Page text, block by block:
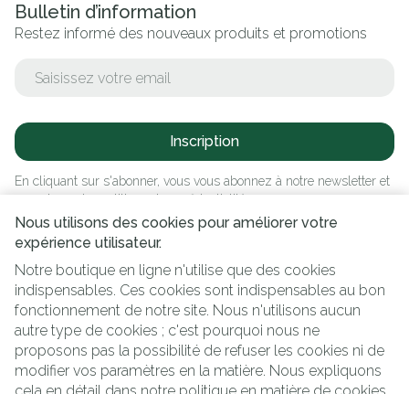
Nous utilisons des cookies pour améliorer votre
expérience utilisateur.
Notre boutique en ligne n'utilise que des cookies
indispensables. Ces cookies sont indispensables au bon
fonctionnement de notre site. Nous n'utilisons aucun
autre type de cookies ; c'est pourquoi nous ne
proposons pas la possibilité de refuser les cookies ni de
modifier vos paramètres en la matière. Nous expliquons
Bulletin d’information
Restez informé des nouveaux produits et promotions
Inscription
En cliquant sur s'abonner, vous vous abonnez à notre newsletter et
acceptez notrepolitique de confidentialité.
Liens légaux